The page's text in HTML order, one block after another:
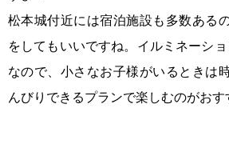
松本城付近には宿泊施設も多数ある
をしてもいいですね。イルミネーシ
なので、小さなお子様がいるときは
んびりできるプランで楽しむのがおす